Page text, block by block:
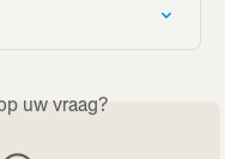
uw vraag?